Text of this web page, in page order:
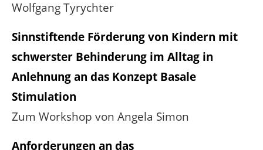
Wolfgang Tyrychter
Sinnstiftende Förderung von Kindern mit
schwerster Behinderung im Alltag in
Anlehnung an das Konzept Basale
Stimulation
Zum Workshop von Angela Simon
Anforderungen an das